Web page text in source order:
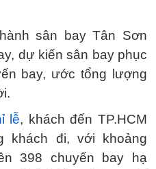
sân bay Tân Sơn
dự kiến sân bay phục
bay, ước tổng lượng
lễ, khách đến TP.HCM
khách đi, với khoảng
398 chuyến bay hạ